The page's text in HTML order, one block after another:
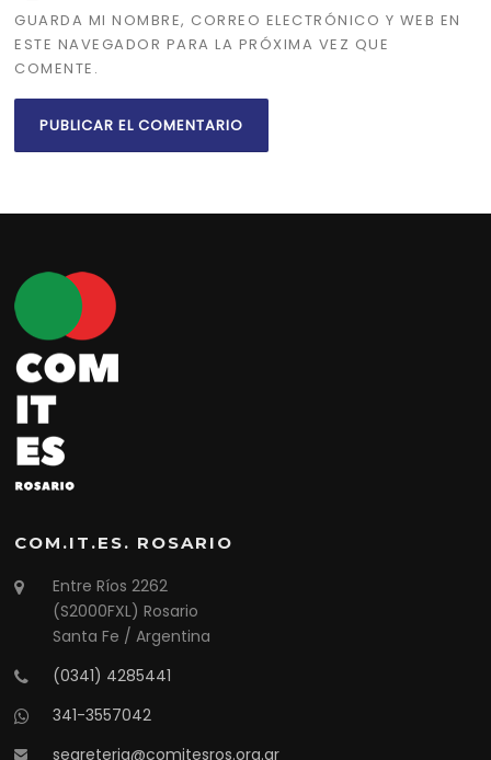
GUARDA MI NOMBRE, CORREO ELECTRÓNICO Y WEB EN
ESTE NAVEGADOR PARA LA PRÓXIMA VEZ QUE
COMENTE.
COM.IT.ES. ROSARIO
Entre Ríos 2262
(S2000FXL) Rosario
Santa Fe / Argentina
(0341) 4285441
341-3557042
segreteria@comitesros.org.ar